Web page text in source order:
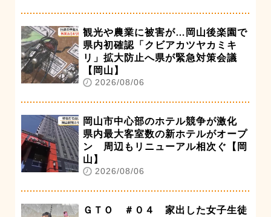
観光や農業に被害が…岡山後楽園で
県内初確認「クビアカツヤカミキ
リ」拡大防止へ県が緊急対策会議
【岡山】
2026/08/06
岡山市中心部のホテル競争が激化
県内最大客室数の新ホテルがオープ
ン 周辺もリニューアル相次ぐ【岡
山】
2026/08/06
ＧＴＯ ＃０４ 家出した女子生徒